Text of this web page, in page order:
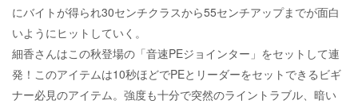
にバイトが得られ30センチクラスから55センチアップまでが面白
いようにヒットしていく。
細香さんはこの秋登場の「音速PEジョインター」をセットして連
発！このアイテムは10秒ほどでPEとリーダーをセットできるビギ
ナー必見のアイテム。強度も十分で突然のライントラブル、暗い